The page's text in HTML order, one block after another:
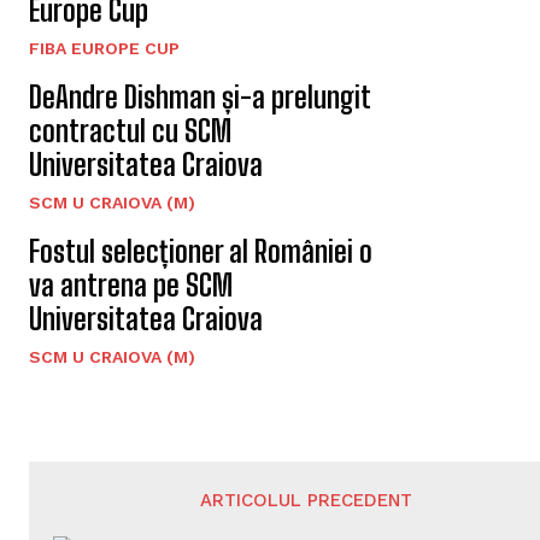
Europe Cup
FIBA EUROPE CUP
DeAndre Dishman și-a prelungit
contractul cu SCM
Universitatea Craiova
SCM U CRAIOVA (M)
Fostul selecționer al României o
va antrena pe SCM
Universitatea Craiova
SCM U CRAIOVA (M)
ARTICOLUL PRECEDENT